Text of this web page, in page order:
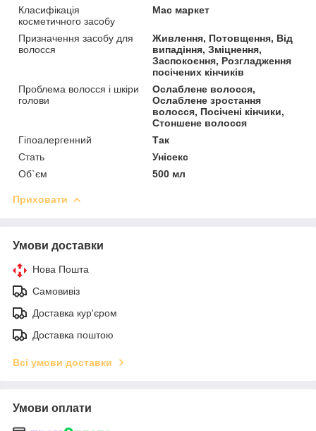
Класифікація
косметичного засобу
Мас маркет
Призначення засобу для
волосся
Живлення, Потовщення, Від
випадіння, Зміцнення,
Заспокоєння, Розгладження
посічених кінчиків
Проблема волосся і шкіри
голови
Ослаблене волосся,
Ослаблене зростання
волосся, Посічені кінчики,
Стоншене волосся
Гіпоалергенний
Так
Стать
Унісекс
Об`єм
500 мл
Приховати
Умови доставки
Нова Пошта
Самовивіз
Доставка кур'єром
Доставка поштою
Всі умови доставки
Умови оплати